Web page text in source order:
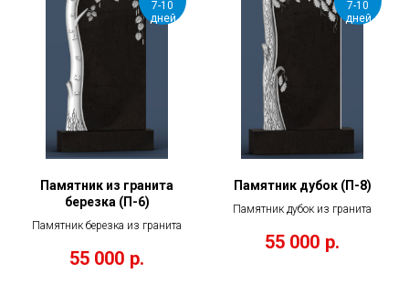
7-10
дней
Памятник из гранита
березка (П-6)
Памятник березка из гранита
55 000 р.
7-10
дней
Памятник дубок (П-8)
Памятник дубок из гранита
55 000 р.